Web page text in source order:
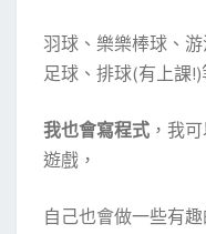
羽球、樂樂棒球、
足球、排球(有上課!)
我也會寫程式 ，我
遊戲，
自己也會做一些有